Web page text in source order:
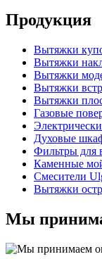
Продукция
Вытяжки
Вытяжки
Вытяжки
Вытяжки
Вытяжки
Газовые
Духовые
Фильтры для
Каменные
Смесители
Вытяжки
Мы